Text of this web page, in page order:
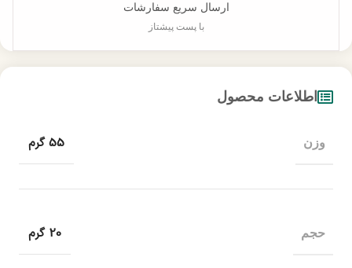
ارسال سریع سفارشات
با پست پیشتاز
اطلاعات محصول
وزن 55 گرم
حجم 20 گرم